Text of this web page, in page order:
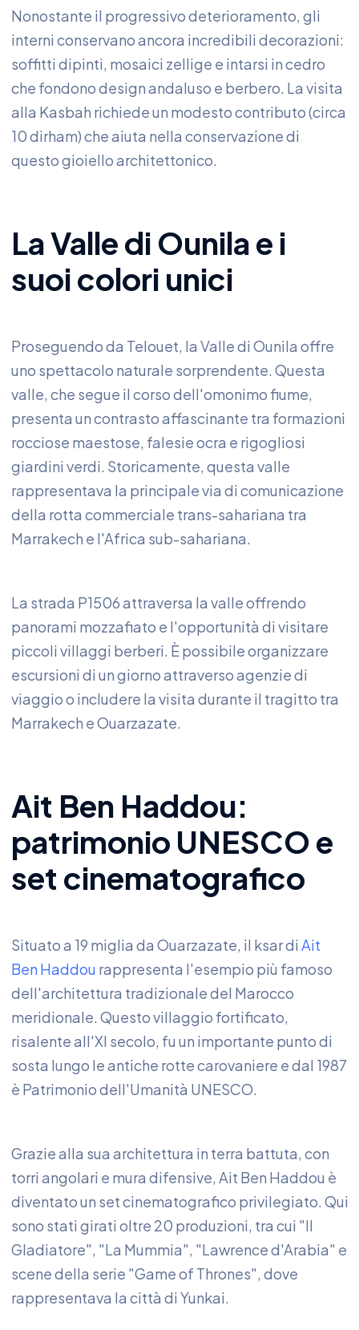
Nonostante il progressivo deterioramento, gli
interni conservano ancora incredibili decorazioni:
soffitti dipinti, mosaici zellige e intarsi in cedro
che fondono design andaluso e berbero. La visita
alla Kasbah richiede un modesto contributo (circa
10 dirham) che aiuta nella conservazione di
questo gioiello architettonico.
La Valle di Ounila e i
suoi colori unici
Proseguendo da Telouet, la Valle di Ounila offre
uno spettacolo naturale sorprendente. Questa
valle, che segue il corso dell'omonimo fiume,
presenta un contrasto affascinante tra formazioni
rocciose maestose, falesie ocra e rigogliosi
giardini verdi. Storicamente, questa valle
rappresentava la principale via di comunicazione
della rotta commerciale trans-sahariana tra
Marrakech e l'Africa sub-sahariana.
La strada P1506 attraversa la valle offrendo
panorami mozzafiato e l'opportunità di visitare
piccoli villaggi berberi. È possibile organizzare
escursioni di un giorno attraverso agenzie di
viaggio o includere la visita durante il tragitto tra
Marrakech e Ouarzazate.
Ait Ben Haddou:
patrimonio UNESCO e
set cinematografico
Situato a 19 miglia da Ouarzazate, il ksar di Ait
Ben Haddou rappresenta l'esempio più famoso
dell'architettura tradizionale del Marocco
meridionale. Questo villaggio fortificato,
risalente all'XI secolo, fu un importante punto di
sosta lungo le antiche rotte carovaniere e dal 1987
è Patrimonio dell'Umanità UNESCO.
Grazie alla sua architettura in terra battuta, con
torri angolari e mura difensive, Ait Ben Haddou è
diventato un set cinematografico privilegiato. Qui
sono stati girati oltre 20 produzioni, tra cui "Il
Gladiatore", "La Mummia", "Lawrence d'Arabia" e
scene della serie "Game of Thrones", dove
rappresentava la città di Yunkai.